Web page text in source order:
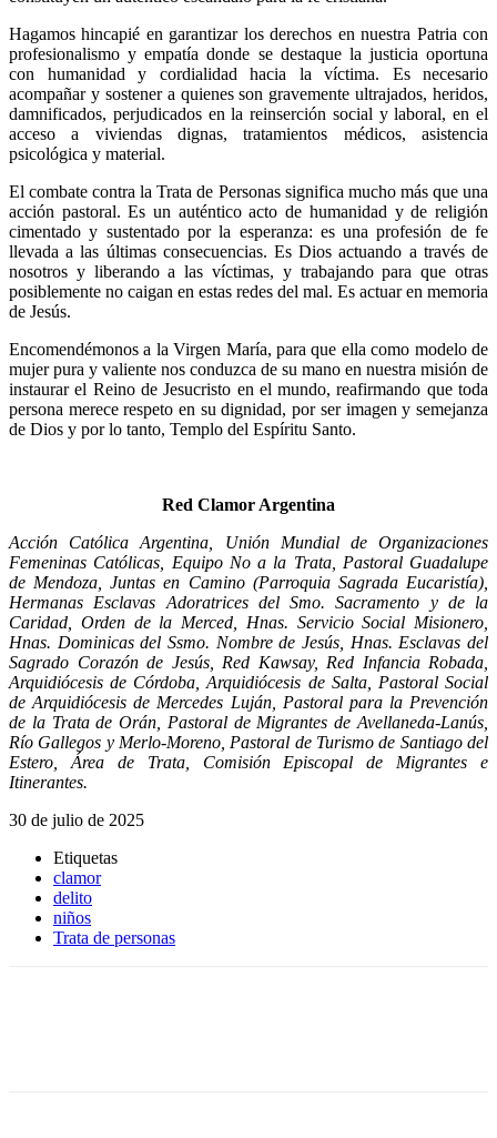
Hagamos hincapié en garantizar los derechos en nuestra Patria con
profesionalismo y empatía donde se destaque la justicia oportuna
con humanidad y cordialidad hacia la víctima. Es necesario
acompañar y sostener a quienes son gravemente ultrajados, heridos,
damnificados, perjudicados en la reinserción social y laboral, en el
acceso a viviendas dignas, tratamientos médicos, asistencia
psicológica y material.
El combate contra la Trata de Personas significa mucho más que una
acción pastoral. Es un auténtico acto de humanidad y de religión
cimentado y sustentado por la esperanza: es una profesión de fe
llevada a las últimas consecuencias. Es Dios actuando a través de
nosotros y liberando a las víctimas, y trabajando para que otras
posiblemente no caigan en estas redes del mal. Es actuar en memoria
de Jesús.
Encomendémonos a la Virgen María, para que ella como modelo de
mujer pura y valiente nos conduzca de su mano en nuestra misión de
instaurar el Reino de Jesucristo en el mundo, reafirmando que toda
persona merece respeto en su dignidad, por ser imagen y semejanza
de Dios y por lo tanto, Templo del Espíritu Santo.
Red Clamor Argentina
Acción Católica Argentina, Unión Mundial de Organizaciones
Femeninas Católicas, Equipo No a la Trata, Pastoral Guadalupe
de Mendoza, Juntas en Camino (Parroquia Sagrada Eucaristía),
Hermanas Esclavas Adoratrices del Smo. Sacramento y de la
Caridad, Orden de la Merced, Hnas. Servicio Social Misionero,
Hnas. Dominicas del Ssmo. Nombre de Jesús, Hnas. Esclavas del
Sagrado Corazón de Jesús, Red Kawsay, Red Infancia Robada,
Arquidiócesis de Córdoba, Arquidiócesis de Salta, Pastoral Social
de Arquidiócesis de Mercedes Luján, Pastoral para la Prevención
de la Trata de Orán, Pastoral de Migrantes de Avellaneda-Lanús,
Río Gallegos y Merlo-Moreno, Pastoral de Turismo de Santiago del
Estero, Área de Trata, Comisión Episcopal de Migrantes e
Itinerantes.
30 de julio de 2025
Etiquetas
clamor
delito
niños
Trata de personas